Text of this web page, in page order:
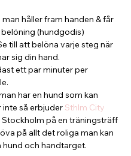
man håller fram handen & får
(hundgodis)
till att belöna varje steg när
sig din hand.
ett par minuter per
har en hund som kan
inte så erbjuder Sthlm City
Stockholm på en träningsträff
på allt det roliga man kan
hund och handtarget.